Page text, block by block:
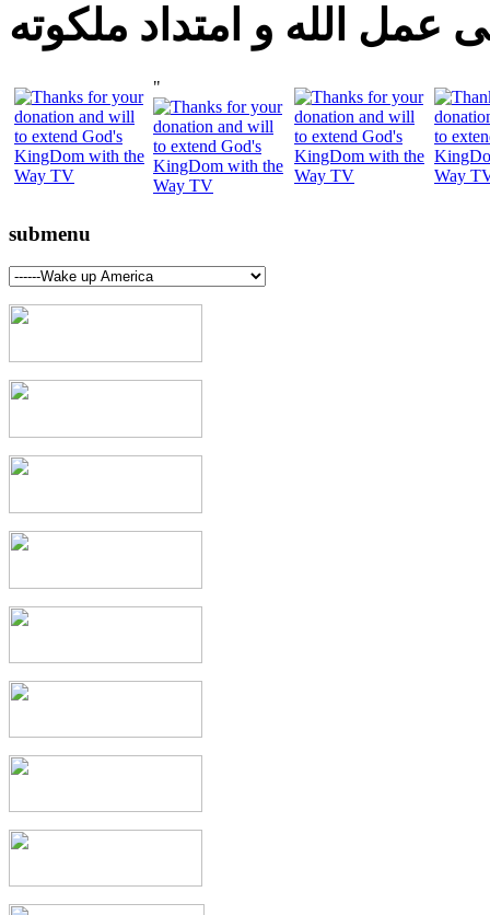
عمل الله و امتداد ملكوته
"
submenu